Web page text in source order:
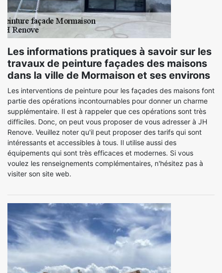
Les informations pratiques à savoir sur les
travaux de peinture façades des maisons
dans la ville de Mormaison et ses environs
Les interventions de peinture pour les façades des maisons font
partie des opérations incontournables pour donner un charme
supplémentaire. Il est à rappeler que ces opérations sont très
difficiles. Donc, on peut vous proposer de vous adresser à JH
Renove. Veuillez noter qu'il peut proposer des tarifs qui sont
intéressants et accessibles à tous. Il utilise aussi des
équipements qui sont très efficaces et modernes. Si vous
voulez les renseignements complémentaires, n'hésitez pas à
visiter son site web.